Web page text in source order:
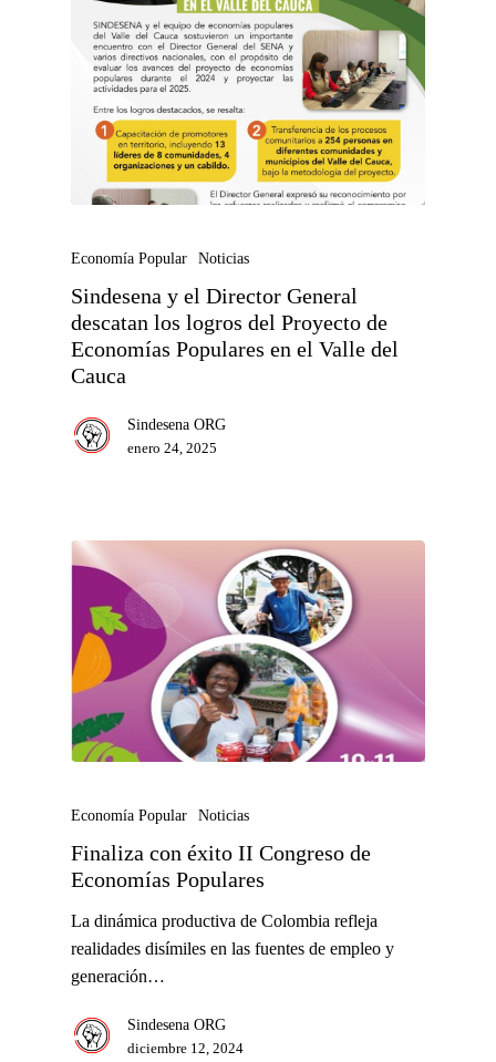
Economía Popular Noticias
Sindesena y el Director General
descatan los logros del Proyecto de
Economías Populares en el Valle del
Cauca
Sindesena ORG
enero 24, 2025
Economía Popular Noticias
Finaliza con éxito II Congreso de
Economías Populares
La dinámica productiva de Colombia refleja
realidades disímiles en las fuentes de empleo y
generación…
Sindesena ORG
diciembre 12, 2024